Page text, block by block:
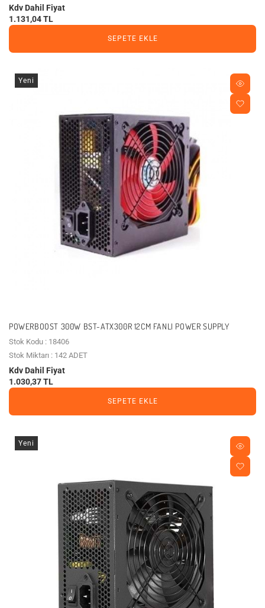
Kdv Dahil Fiyat
1.131,04 TL
SEPETE EKLE
Yeni
POWERBOOST 300W BST-ATX300R 12CM FANLI POWER SUPPLY
Stok Kodu : 18406
Stok Miktarı : 142 ADET
Kdv Dahil Fiyat
1.030,37 TL
SEPETE EKLE
Yeni